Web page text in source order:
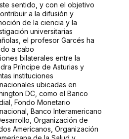
sentido, y con el objetivo
a la difusión y
de la ciencia y la
universitarias
el profesor Garcés ha
a cabo
bilaterales entre la
Príncipe de Asturias y
instituciones
ubicadas en
DC, como el Banco
Fondo Monetario
Banco Interamericano
Organización de
Americanos, Organización